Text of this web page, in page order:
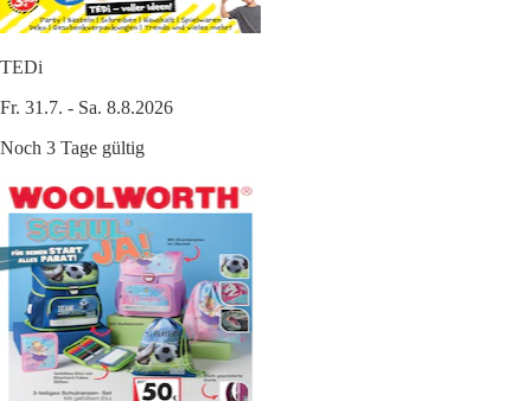
TEDi
Fr. 31.7. - Sa. 8.8.2026
Noch 3 Tage gültig